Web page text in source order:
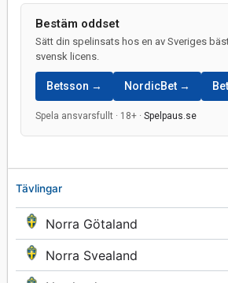
Tävlingar
Norra Götaland
Norra Svealand
Bestäm oddset
Sätt din spelinsats hos en av Sveriges
svensk licens.
Betsson → NordicBet →
Spela ansvarsfullt · 18+ · Spelpaus.se